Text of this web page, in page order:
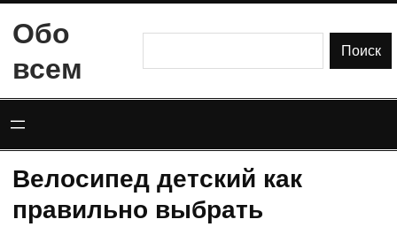
содержимому
Обо
всем
Поиск
Велосипед детский как
правильно выбрать